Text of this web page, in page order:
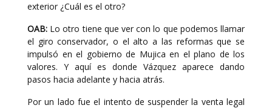
exterior ¿Cuál es el otro?
OAB: Lo otro tiene que ver con lo que podemos llamar
el giro conservador, o el alto a las reformas que se
impulsó en el gobierno de Mujica en el plano de los
valores. Y aquí es donde Vázquez aparece dando
pasos hacia adelante y hacia atrás.
Por un lado fue el intento de suspender la venta legal